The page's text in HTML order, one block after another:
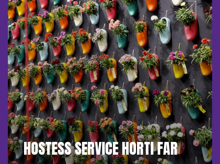
HOSTESS SERVICE HORTI FAR